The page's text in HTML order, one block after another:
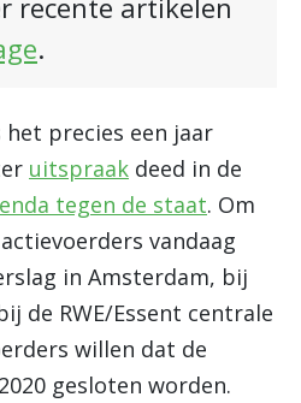
recente artikelen
.
het precies een jaar
uitspraak deed in de
tegen de staat. Om
vandaag
in Amsterdam, bij
de RWE/Essent centrale
willen dat de
gesloten worden.